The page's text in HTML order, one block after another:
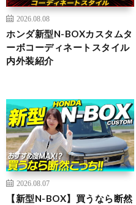
2026.08.08
ホンダ新型N-BOXカスタムタ
ーボコーディネートスタイル
内外装紹介
2026.08.07
【新型N-BOX】買うなら断然